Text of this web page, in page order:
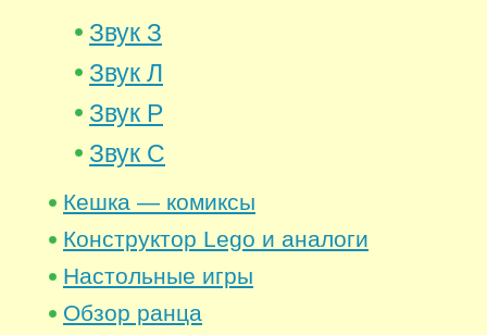
Звук З
Звук Л
Звук Р
Звук С
Кешка — комиксы
Конструктор Lego и аналоги
Настольные игры
Обзор ранца